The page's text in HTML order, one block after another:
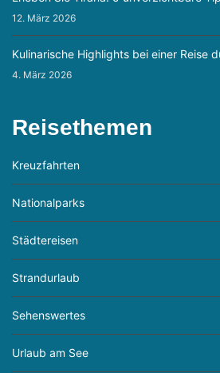
12. März 2026
Kulinarische Highlights bei einer Reise
4. März 2026
Reisethemen
Kreuzfahrten
Nationalparks
Städtereisen
Strandurlaub
Sehenswertes
Urlaub am See